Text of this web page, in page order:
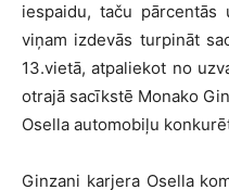
iespaidu, taču
viņam izdevās turpināt
13.vietā, atpaliekot no
otrajā sacīkstē Monako
Osella automobiļu
Ginzani karjera Osella